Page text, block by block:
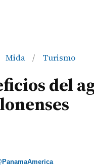
Mida / Turismo
del